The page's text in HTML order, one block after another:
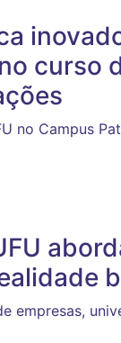
curso
no Campus
empresas,